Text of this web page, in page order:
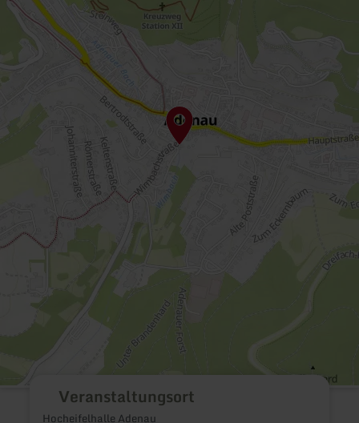
Veranstaltungsort
Hocheifelhalle Adenau